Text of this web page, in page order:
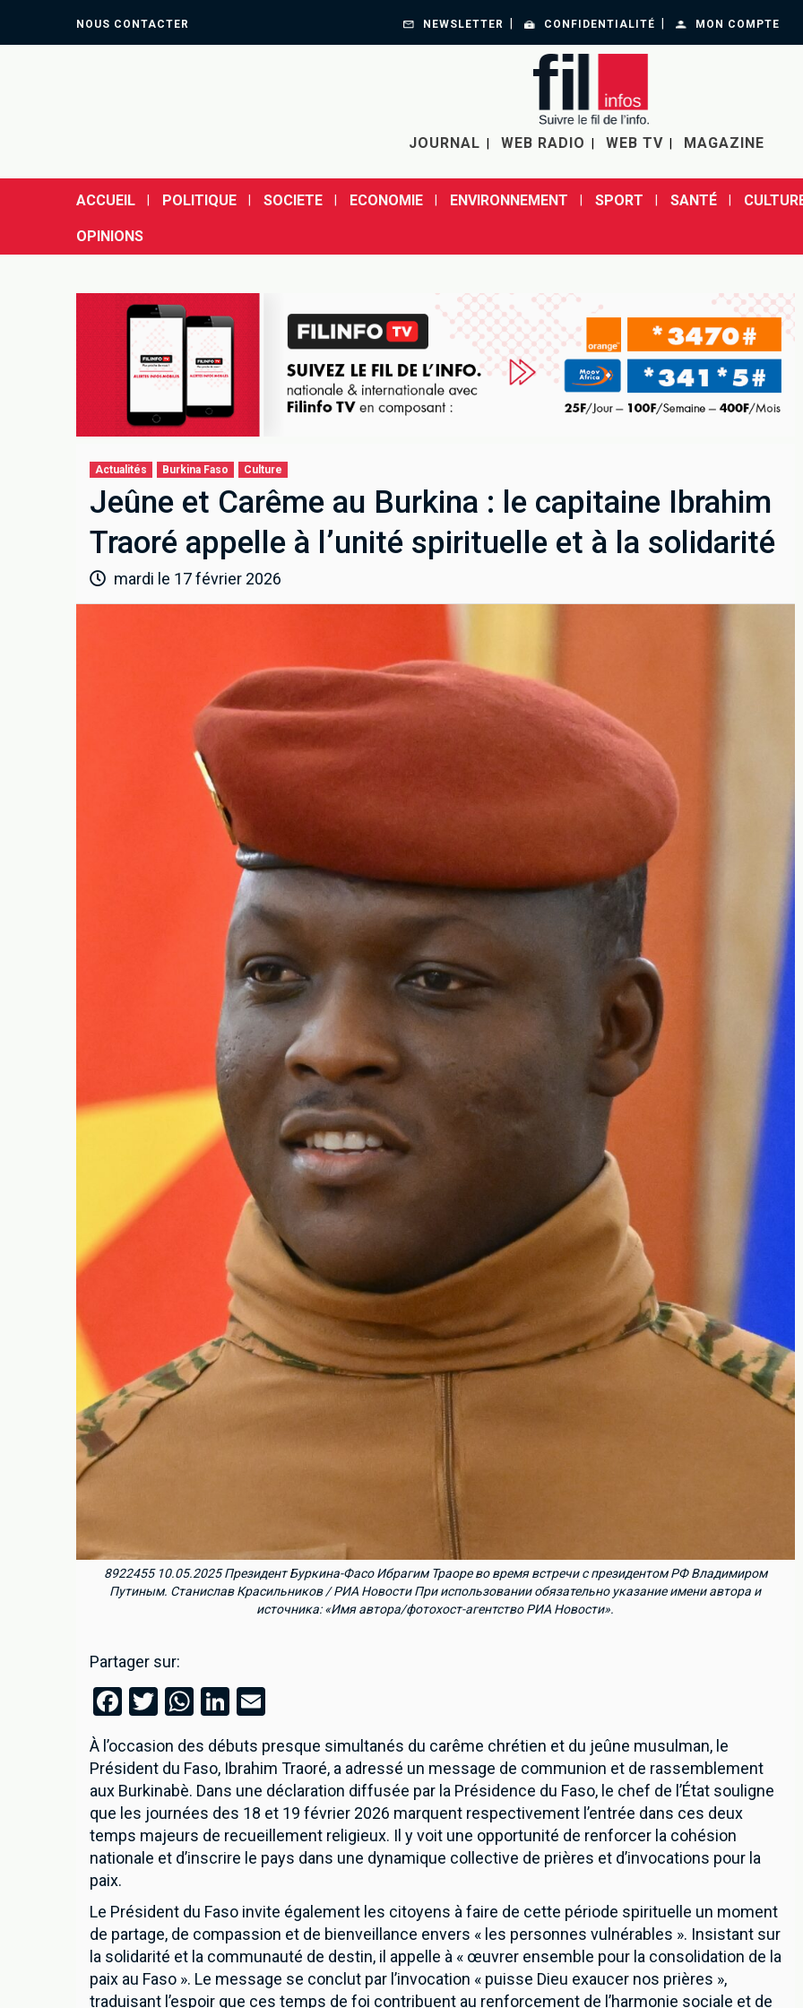
NOUS CONTACTER NEWSLETTER CONFIDENTIALITÉ MON COMPTE
JOURNAL WEB RADIO WEB TV MAGAZINE
ACCUEIL POLITIQUE SOCIETE ECONOMIE ENVIRONNEMENT SPORT SANTÉ
OPINIONS
Actualités Burkina Faso Culture
Jeûne et Carême au Burkina : le capitaine Ibrahim
Traoré appelle à l’unité spirituelle et à la solidarité
mardi le 17 février 2026
8922455 10.05.2025 Президент Буркина-Фасо Ибрагим Траоре во время встречи с президентом РФ Владимиром
Путиным. Станислав Красильников / РИА Новости При использовании обязательно указание имени автора и
источника: «Имя автора/фотохост-агентство РИА Новости».
Partager sur:
Facebook
Twitter
WhatsApp
LinkedIn
Email
À l’occasion des débuts presque simultanés du carême chrétien et du jeûne musulman, le
Président du Faso, Ibrahim Traoré, a adressé un message de communion et de rassemblement
aux Burkinabè. Dans une déclaration diffusée par la Présidence du Faso, le chef de l’État souligne
que les journées des 18 et 19 février 2026 marquent respectivement l’entrée dans ces deux
temps majeurs de recueillement religieux. Il y voit une opportunité de renforcer la cohésion
nationale et d’inscrire le pays dans une dynamique collective de prières et d’invocations pour la
paix.
Le Président du Faso invite également les citoyens à faire de cette période spirituelle un moment
de partage, de compassion et de bienveillance envers « les personnes vulnérables ». Insistant sur
la solidarité et la communauté de destin, il appelle à « œuvrer ensemble pour la consolidation de la
paix au Faso ». Le message se conclut par l’invocation « puisse Dieu exaucer nos prières »,
traduisant l’espoir que ces temps de foi contribuent au renforcement de l’harmonie sociale et de
Inscrivez-vous à notre newsletter pour recevoir en premier nos informations exclusives